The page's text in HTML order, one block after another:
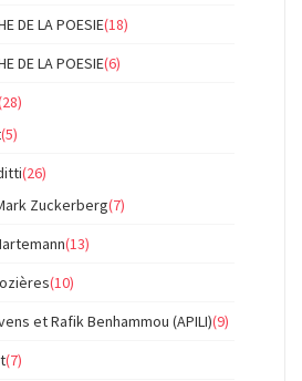
DE LA POESIE(18)
DE LA POESIE(6)
(5)
(26)
Zuckerberg(7)
(13)
(10)
et Rafik Benhammou (APILI)(9)
(7)